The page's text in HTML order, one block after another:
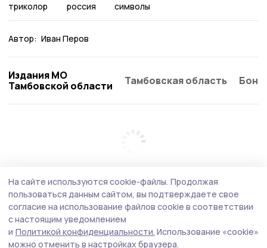
триколор россия символы
Автор: Иван Перов
Издания МО
Тамбовской области
Тамбовская область
На сайте используются cookie-файлы. Продолжая
пользоваться данным сайтом, вы подтверждаете свое
согласие на использование файлов cookie в соответствии
с настоящим уведомлением
и Политикой конфиденциальности. Использование «cookie»
можно отменить в настройках браузера.